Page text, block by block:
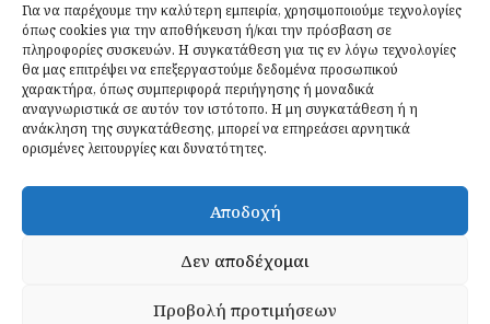
Για να παρέχουμε την καλύτερη εμπειρία, χρησιμοποιούμε τεχνολογίες
όπως cookies για την αποθήκευση ή/και την πρόσβαση σε
πληροφορίες συσκευών. Η συγκατάθεση για τις εν λόγω τεχνολογίες
θα μας επιτρέψει να επεξεργαστούμε δεδομένα προσωπικού
χαρακτήρα, όπως συμπεριφορά περιήγησης ή μοναδικά
αναγνωριστικά σε αυτόν τον ιστότοπο. Η μη συγκατάθεση ή η
ανάκληση της συγκατάθεσης, μπορεί να επηρεάσει αρνητικά
ορισμένες λειτουργίες και δυνατότητες.
Αποδοχή
Δεν αποδέχομαι
Προβολή προτιμήσεων
Ιδανικές Τροφές 2 Απριλίου 2026
Εγγραφείτε
ΕΓΓΡΑΦΉ
Έχω διαβάσει και δέχομαι τηνπολιτική απορρήτου